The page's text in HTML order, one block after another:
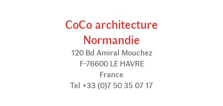
CoCo architecture
Normandie
120 Bd Amiral Mouchez
F-76600 LE HAVRE
France
Tel +33 (0)7 50 35 07 17